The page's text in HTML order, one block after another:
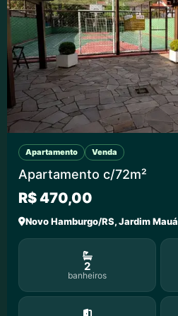
Apartamento Venda
Apartamento c/72m²
R$ 470,00
Novo Hamburgo/RS, Jardim Mauá
2
banheiros